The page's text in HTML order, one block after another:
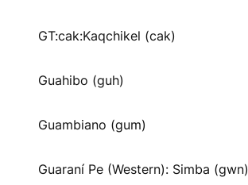
GT:cak:Kaqchikel (cak)
Guahibo (guh)
Guambiano (gum)
Guaraní Pe (Western): Simba (gwn)